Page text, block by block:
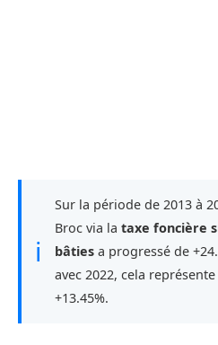
ℹ
Sur la période de 2013 à
Broc via la taxe foncière
bâties a progressé de
avec 2022, cela
+13.45%.